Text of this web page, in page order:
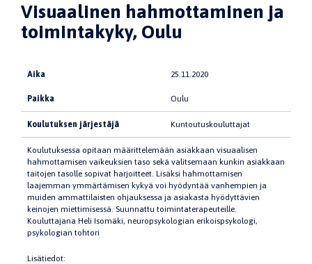
Visuaalinen hahmottaminen ja
toimintakyky, Oulu
Aika 25.11.2020
Paikka Oulu
Koulutuksen järjestäjä Kuntoutuskouluttajat
Koulutuksessa opitaan määrittelemään asiakkaan visuaalisen
hahmottamisen vaikeuksien taso sekä valitsemaan kunkin asiakkaan
taitojen tasolle sopivat harjoitteet. Lisäksi hahmottamisen
laajemman ymmärtämisen kykyä voi hyödyntää vanhempien ja
muiden ammattilaisten ohjauksessa ja asiakasta hyödyttävien
keinojen miettimisessä. Suunnattu toimintaterapeuteille.
Kouluttajana Heli Isomäki, neuropsykologian erikoispsykologi,
psykologian tohtori
Lisätiedot: